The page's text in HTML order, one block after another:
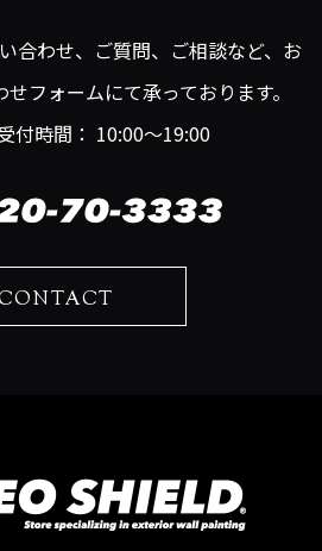
合わせ、ご質問、ご相談など、お
フォームにて承っております。
付時間： 10:00～19:00